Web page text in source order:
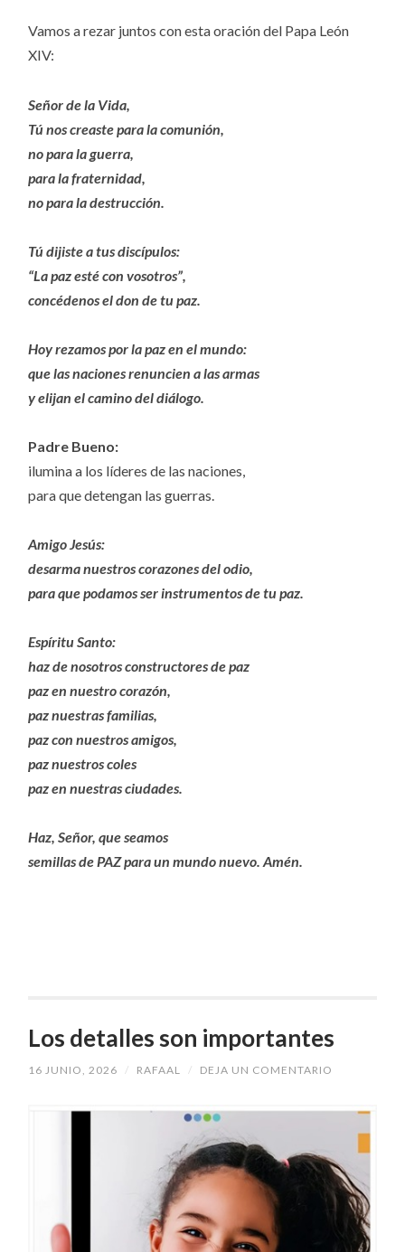
Vamos a rezar juntos con esta oración del Papa León
XIV:
Señor de la Vida,
Tú nos creaste para la comunión,
no para la guerra,
para la fraternidad,
no para la destrucción.
Tú dijiste a tus discípulos:
“La paz esté con vosotros”,
concédenos el don de tu paz.
Hoy rezamos por la paz en el mundo:
que las naciones renuncien a las armas
y elijan el camino del diálogo.
Padre Bueno:
ilumina a los líderes de las naciones,
para que detengan las guerras.
Amigo Jesús:
desarma nuestros corazones del odio,
para que podamos ser instrumentos de tu paz.
Espíritu Santo:
haz de nosotros constructores de paz
paz en nuestro corazón,
paz nuestras familias,
paz con nuestros amigos,
paz nuestros coles
paz en nuestras ciudades.
Haz, Señor, que seamos
semillas de PAZ para un mundo nuevo. Amén.
Los detalles son importantes
16 JUNIO, 2026 / RAFAAL / DEJA UN COMENTARIO